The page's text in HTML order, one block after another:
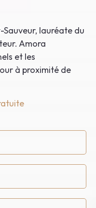
lauréate du
Amora
et les
à proximité de